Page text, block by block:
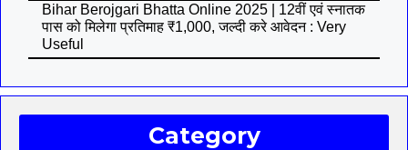
Bihar Berojgari Bhatta Online 2025 | 12वीं एवं स्नातक
पास को मिलेगा प्रतिमाह ₹1,000, जल्दी करे आवेदन : Very
Useful
Category